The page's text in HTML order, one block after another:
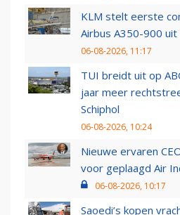
KLM stelt eerste
Airbus A350-900 uit
06-08-2026, 11:17
TUI breidt uit op
jaar meer
Schiphol
06-08-2026, 10:24
Nieuwe ervaren
voor geplaagd Air
06-08-2026, 10:17
Saoedi’s kopen